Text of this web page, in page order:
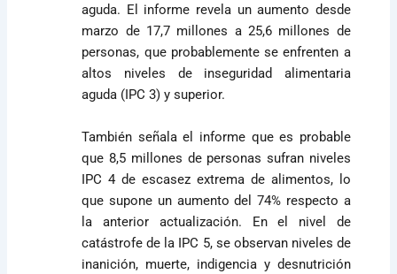
aguda. El informe revela un aumento desde
marzo de 17,7 millones a 25,6 millones de
personas, que probablemente se enfrenten a
altos niveles de inseguridad alimentaria
aguda (IPC 3) y superior.
También señala el informe que es probable
que 8,5 millones de personas sufran niveles
IPC 4 de escasez extrema de alimentos, lo
que supone un aumento del 74% respecto a
la anterior actualización. En el nivel de
catástrofe de la IPC 5, se observan niveles de
inanición, muerte, indigencia y desnutrición